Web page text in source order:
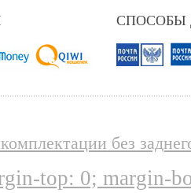
СПОСОБЫ
без
top: 0; margin-